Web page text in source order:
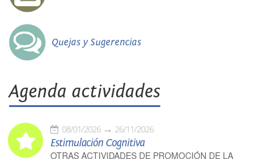
Quejas y Sugerencias
Agenda actividades
08/01/2026 26/11/2026
Estimulación Cognitiva
OTRAS ACTIVIDADES DE PROMOCIÓN DE LA